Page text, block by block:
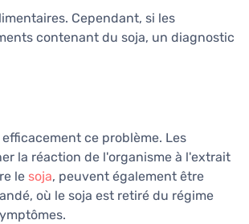
Cependant, si les
contenant du soja, un diagnostic
ce problème. Les
la réaction de l'organisme à l'extrait
le soja, peuvent également être
où le soja est retiré du régime